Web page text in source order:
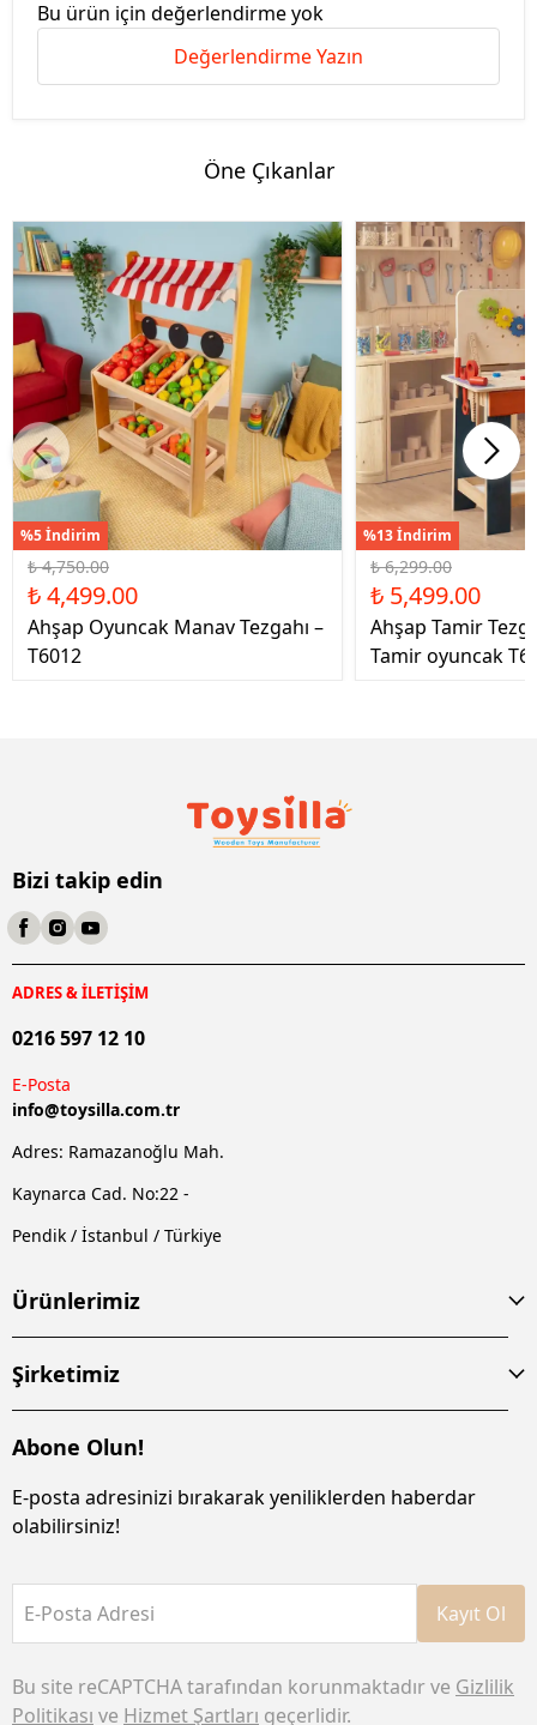
Bu ürün için değerlendirme yok
Değerlendirme Yazın
Öne Çıkanlar
%5 İndirim
₺ 4,750.00
₺ 4,499.00
Ahşap Oyuncak Manav Tezgahı –
T6012
%13 İndirim
₺ 6,299.00
₺ 5,499.00
Ahşap Tamir
Tamir oyuncak
Bizi takip edin
ADRES & İLETİŞİM
0216 597 12 10
E-Posta
info@toysilla.com.tr
Adres: Ramazanoğlu Mah.
Kaynarca Cad. No:22 -
Pendik / İstanbul / Türkiye
Ürünlerimiz
Şirketimiz
Abone Olun!
E-posta adresinizi bırakarak yeniliklerden haberdar
olabilirsiniz!
E-Posta Adresi Kayıt Ol
Bu site reCAPTCHA tarafından korunmaktadır ve Gizlilik
Politikası ve Hizmet Şartları geçerlidir.